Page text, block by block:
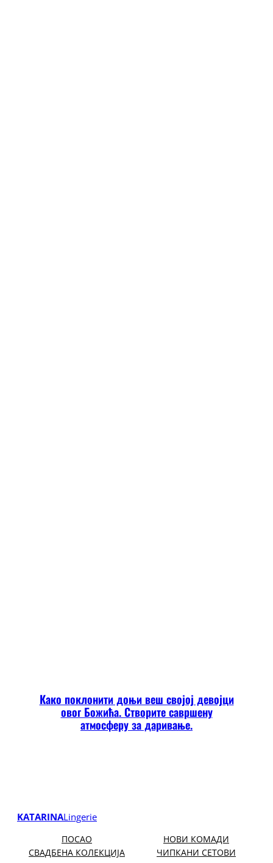
Како поклонити доњи веш својој девојци
овог Божића. Створите савршену
атмосферу за даривање.
KATARINALingerie
ПОСАО
СВАДБЕНА КОЛЕКЦИЈА
НОВИ КОМАДИ
ЧИПКАНИ СЕТОВИ